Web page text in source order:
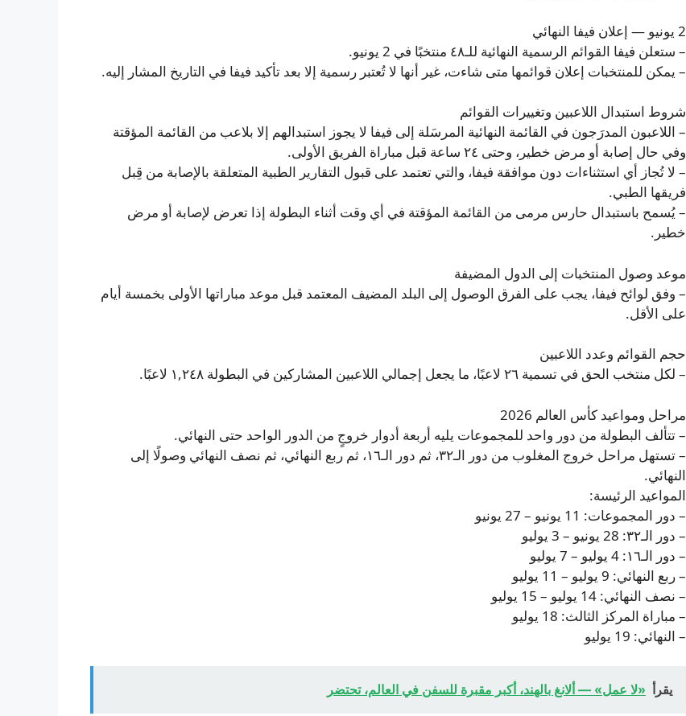
2 يونيو — إعلان فيفا النهائي
– ستعلن فيفا القوائم الرسمية النهائية للـ٤٨ منتخبًا في 2 يونيو.
– يمكن للمنتخبات إعلان قوائمها متى شاءت، غير أنها لا تُعتبر رسمية إلا بعد تأكيد فيفا في التاريخ المشار إليه.
شروط استبدال اللاعبين وتغييرات القوائم
– اللاعبون المدرَجون في القائمة النهائية المرسَلة إلى فيفا لا يجوز استبدالهم إلا بلاعب من القائمة المؤقتة
وفي حال إصابة أو مرض خطير، وحتى ٢٤ ساعة قبل مباراة الفريق الأولى.
– لا تُجاز أي استثناءات دون موافقة فيفا، والتي تعتمد على قبول التقارير الطبية المتعلقة بالإصابة من قِبل
فريقها الطبي.
– يُسمح باستبدال حارس مرمى من القائمة المؤقتة في أي وقت أثناء البطولة إذا تعرض لإصابة أو مرض
خطير.
موعد وصول المنتخبات إلى الدول المضيفة
– وفق لوائح فيفا، يجب على الفرق الوصول إلى البلد المضيف المعتمد قبل موعد مباراتها الأولى بخمسة أيام
على الأقل.
حجم القوائم وعدد اللاعبين
– لكل منتخب الحق في تسمية ٢٦ لاعبًا، ما يجعل إجمالي اللاعبين المشاركين في البطولة ١,٢٤٨ لاعبًا.
مراحل ومواعيد كأس العالم 2026
– تتألف البطولة من دور واحد للمجموعات يليه أربعة أدوار خروجٍ من الدور الواحد حتى النهائي.
– تستهل مراحل خروج المغلوب من دور الـ٣٢، ثم دور الـ١٦، ثم ربع النهائي، ثم نصف النهائي وصولًا إلى
النهائي.
المواعيد الرئيسة:
– دور المجموعات: 11 يونيو – 27 يونيو
– دور الـ٣٢: 28 يونيو – 3 يوليو
– دور الـ١٦: 4 يوليو – 7 يوليو
– ربع النهائي: 9 يوليو – 11 يوليو
– نصف النهائي: 14 يوليو – 15 يوليو
– مباراة المركز الثالث: 18 يوليو
– النهائي: 19 يوليو
يقرأ «لا عمل» — ألانغ بالهند، أكبر مقبرة للسفن في العالم، تحتضر